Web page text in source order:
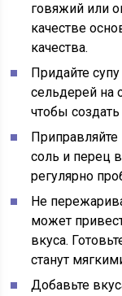
говяжий или
качестве
качества.
Придайте
сельдерей на
чтобы
соль и перец
регулярно
Не
может
вкуса.
станут
Добавьте